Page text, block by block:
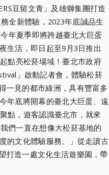
豆留文青」及雄獅集團打造
全新體驗，2023年底誠品生
年夏季即將跨越臺北大巨蛋
生活，即日起至9月3日推出
點亮松菸場域！臺北市政府
」啟動記者會，體驗松菸
一見的都市綠洲，具有豐富多
年底將開幕的臺北大巨蛋、遠
點，遊客認識臺北市，就來
們一直在想像大松菸基地的
的文化體驗服務。」從走讀古
打造一處文化生活遊樂園，帶